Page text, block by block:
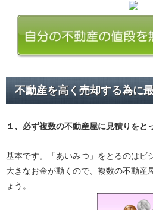
不動産を高く売却する為に
１、必ず複数の不動産屋に見積り をと
基本です。「あいみつ」をとるのはビ
大きなお金が動くので、複数の不動産
ょう。